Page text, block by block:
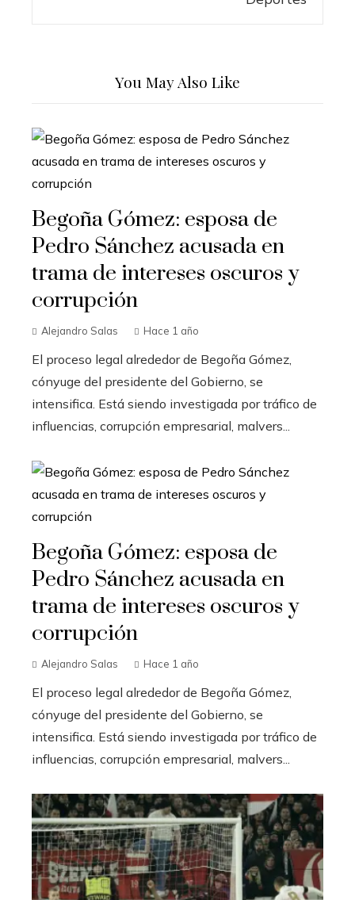
You May Also Like
Begoña Gómez: esposa de
Pedro Sánchez acusada en
trama de intereses oscuros y
corrupción
Alejandro Salas Hace 1 año
El proceso legal alrededor de Begoña Gómez,
cónyuge del presidente del Gobierno, se
intensifica. Está siendo investigada por tráfico de
influencias, corrupción empresarial, malvers...
Begoña Gómez: esposa de
Pedro Sánchez acusada en
trama de intereses oscuros y
corrupción
Alejandro Salas Hace 1 año
El proceso legal alrededor de Begoña Gómez,
cónyuge del presidente del Gobierno, se
intensifica. Está siendo investigada por tráfico de
influencias, corrupción empresarial, malvers...